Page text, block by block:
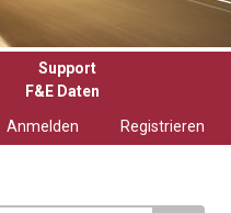
Support
F&E Daten
Anmelden
Registrieren